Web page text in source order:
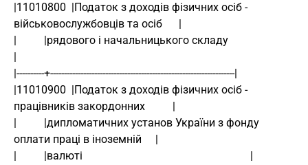
|11010800  |Податок з доходів фізичних осіб -
військовослужбовців та осіб      |
|          |рядового і начальницького складу
|
|----------+-------------------------------------------------------------------|
|11010900  |Податок з доходів фізичних осіб -
працівників закордонних          |
|          |дипломатичних установ України з фонду
оплати праці в іноземній     |
|          |валюті                                                             |